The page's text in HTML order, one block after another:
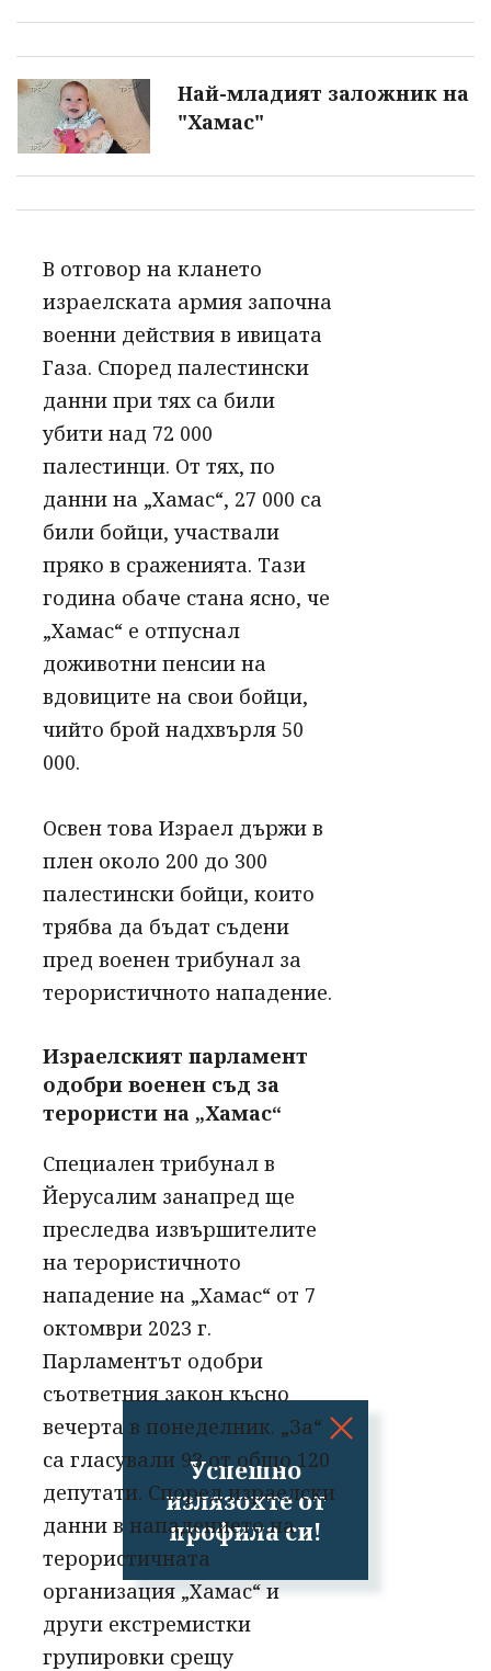
Успешно
излязохте от
профила си!
Най-младият заложник на
"Хамас"
В отговор на клането
израелската армия започна
военни действия в ивицата
Газа. Според палестински
данни при тях са били
убити над 72 000
палестинци. От тях, по
данни на „Хамас“, 27 000 са
били бойци, участвали
пряко в сраженията. Тази
година обаче стана ясно, че
„Хамас“ е отпуснал
доживотни пенсии на
вдовиците на свои бойци,
чийто брой надхвърля 50
000.
Освен това Израел държи в
плен около 200 до 300
палестински бойци, които
трябва да бъдат съдени
пред военен трибунал за
терористичното нападение.
Израелският парламент
одобри военен съд за
терористи на „Хамас“
Специален трибунал в
Йерусалим занапред ще
преследва извършителите
на терористичното
нападение на „Хамас“ от 7
октомври 2023 г.
Парламентът одобри
съответния закон късно
вечерта в понеделник. „За“
са гласували 93 от общо 120
депутати. Според израелски
данни в нападението на
терористичната
организация „Хамас“ и
други екстремистки
групировки срещу